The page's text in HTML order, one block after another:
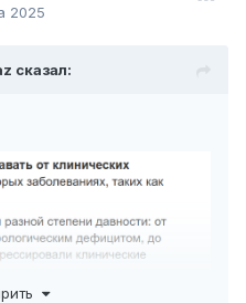
2025
сказал: